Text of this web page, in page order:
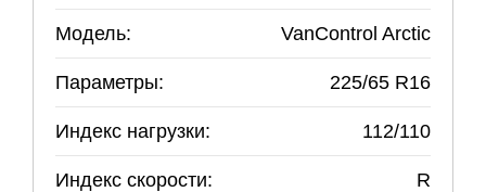
Модель: VanControl Arctic
Параметры: 225/65 R16
Индекс нагрузки: 112/110
Индекс скорости: R